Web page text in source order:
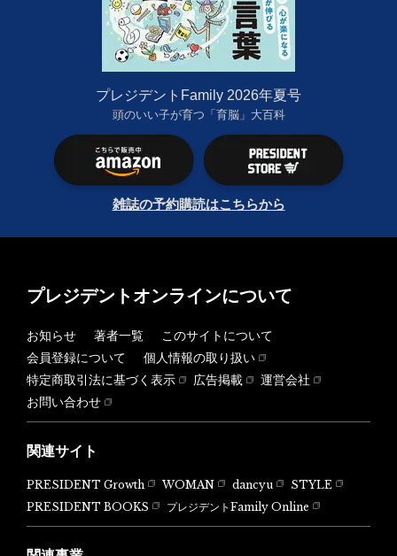
プレジデントFamily 2026年夏号
頭のいい子が育つ「育脳」大百科
雑誌の予約購読はこちらから
プレジデントオンラインについて
お知らせ 著者一覧
このサイトについて
会員登録について
個人情報の取り扱い
特定商取引法に基づく表示
広告掲載
運営会社
お問い合わせ
関連サイト
PRESIDENT Growth WOMAN dancyu
STYLE
PRESIDENT BOOKS
プレジデントFamily Online